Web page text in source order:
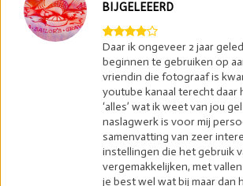
BIJGELEEERD
Daar ik ongeveer 2 jaar
beginnen te gebruiken op
vriendin die fotograaf is
youtube kanaal terecht daar
‘alles’ wat ik weet van jou
naslagwerk is voor mij
samenvatting van zeer
instellingen die het gebruik
vergemakkelijken, met
je best wel wat bij maar dan